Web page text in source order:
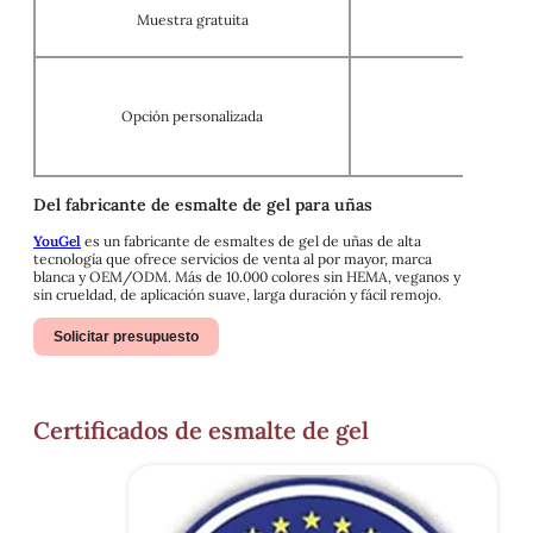
Muestra gratuita
Opción personalizada
Del fabricante de esmalte de gel para uñas
YouGel es un fabricante de esmaltes de gel de uñas de alta
tecnología que ofrece servicios de venta al por mayor, marca
blanca y OEM/ODM. Más de 10.000 colores sin HEMA, veganos y
sin crueldad, de aplicación suave, larga duración y fácil remojo.
Solicitar presupuesto
Certificados de esmalte de gel